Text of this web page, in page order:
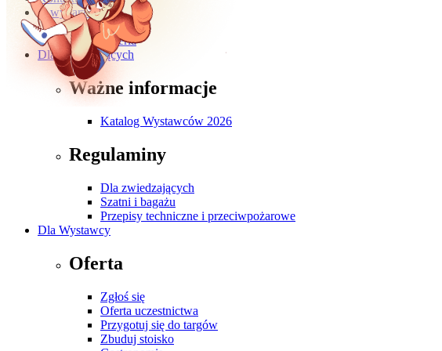
O wydarzeniu
O targach
Galeria
Dla Zwiedzających
Ważne informacje
Katalog Wystawców 2026
Regulaminy
Dla zwiedzających
Szatni i bagażu
Przepisy techniczne i przeciwpożarowe
Dla Wystawcy
Oferta
Zgłoś się
Oferta uczestnictwa
Przygotuj się do targów
Zbuduj stoisko